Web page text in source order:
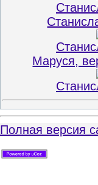
Маруся,
Полная версия